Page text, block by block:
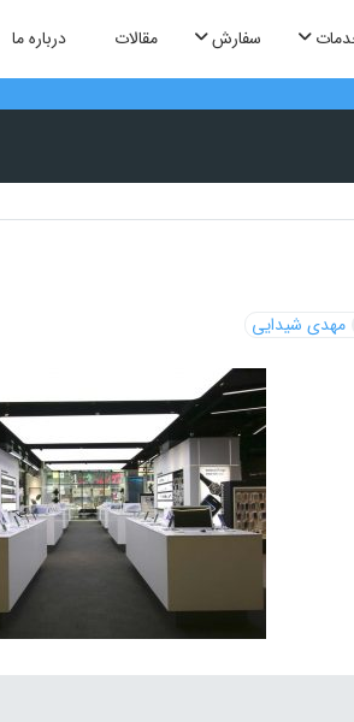
سفارش مقالات درباره ما
مهدی شیدایی